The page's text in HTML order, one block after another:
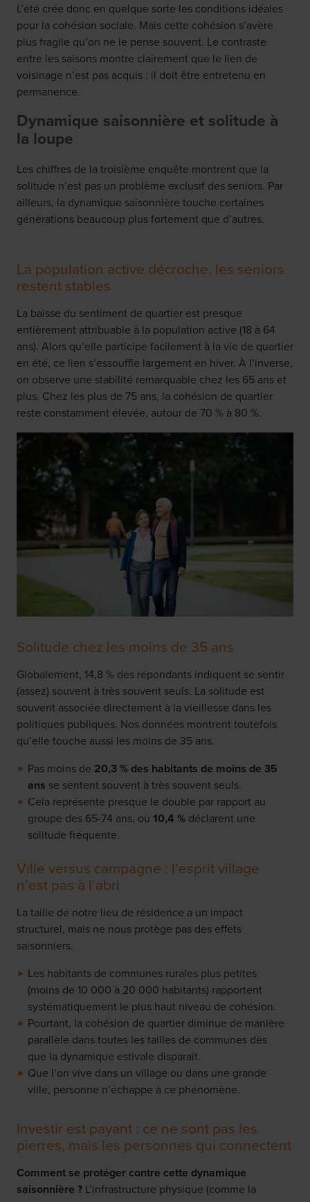
L’été crée donc en quelque sorte les conditions idéales
pour la cohésion sociale. Mais cette cohésion s’avère
plus fragile qu’on ne le pense souvent. Le contraste
entre les saisons montre clairement que le lien de
voisinage n’est pas acquis : il doit être entretenu en
permanence.
Dynamique saisonnière et solitude à
la loupe
Les chiffres de la troisième enquête montrent que la
solitude n’est pas un problème exclusif des seniors. Par
ailleurs, la dynamique saisonnière touche certaines
générations beaucoup plus fortement que d’autres.
La population active décroche, les seniors
restent stables
La baisse du sentiment de quartier est presque
entièrement attribuable à la population active (18 à 64
ans). Alors qu’elle participe facilement à la vie de quartier
en été, ce lien s’essouffle largement en hiver. À l’inverse,
on observe une stabilité remarquable chez les 65 ans et
plus. Chez les plus de 75 ans, la cohésion de quartier
reste constamment élevée, autour de 70 % à 80 %.
Solitude chez les moins de 35 ans
Globalement, 14,8 % des répondants indiquent se sentir
(assez) souvent à très souvent seuls. La solitude est
souvent associée directement à la vieillesse dans les
politiques publiques. Nos données montrent toutefois
qu’elle touche aussi les moins de 35 ans.
Pas moins de 20,3 % des habitants de moins de 35
ans se sentent souvent à très souvent seuls.
Cela représente presque le double par rapport au
groupe des 65-74 ans, où 10,4 % déclarent une
solitude fréquente.
Ville versus campagne : l’esprit village
n’est pas à l’abri
La taille de notre lieu de résidence a un impact
structurel, mais ne nous protège pas des effets
saisonniers.
Les habitants de communes rurales plus petites
(moins de 10 000 à 20 000 habitants) rapportent
systématiquement le plus haut niveau de cohésion.
Pourtant, la cohésion de quartier diminue de manière
parallèle dans toutes les tailles de communes dès
que la dynamique estivale disparaît.
Que l’on vive dans un village ou dans une grande
ville, personne n’échappe à ce phénomène.
Investir est payant : ce ne sont pas les
pierres, mais les personnes qui connectent
Comment se protéger contre cette dynamique
saisonnière ? L’infrastructure physique (comme la